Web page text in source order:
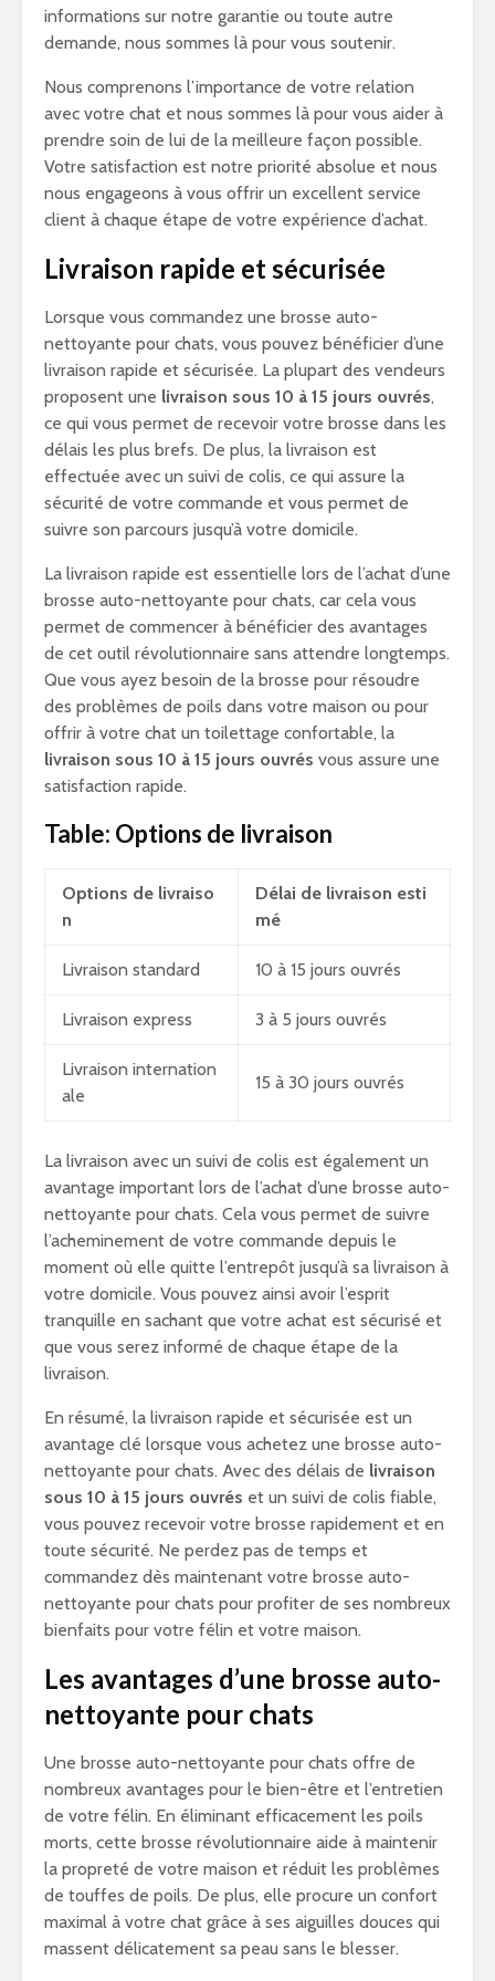
informations sur notre garantie ou toute autre
demande, nous sommes là pour vous soutenir.
Nous comprenons l’importance de votre relation
avec votre chat et nous sommes là pour vous aider à
prendre soin de lui de la meilleure façon possible.
Votre satisfaction est notre priorité absolue et nous
nous engageons à vous offrir un excellent service
client à chaque étape de votre expérience d’achat.
Livraison rapide et sécurisée
Lorsque vous commandez une brosse auto-
nettoyante pour chats, vous pouvez bénéficier d’une
livraison rapide et sécurisée. La plupart des vendeurs
proposent une livraison sous 10 à 15 jours ouvrés,
ce qui vous permet de recevoir votre brosse dans les
délais les plus brefs. De plus, la livraison est
effectuée avec un suivi de colis, ce qui assure la
sécurité de votre commande et vous permet de
suivre son parcours jusqu’à votre domicile.
La livraison rapide est essentielle lors de l’achat d’une
brosse auto-nettoyante pour chats, car cela vous
permet de commencer à bénéficier des avantages
de cet outil révolutionnaire sans attendre longtemps.
Que vous ayez besoin de la brosse pour résoudre
des problèmes de poils dans votre maison ou pour
offrir à votre chat un toilettage confortable, la
livraison sous 10 à 15 jours ouvrés vous assure une
satisfaction rapide.
Table: Options de livraison
Options de livraiso
n
Délai de livraison esti
mé
Livraison standard 10 à 15 jours ouvrés
Livraison express 3 à 5 jours ouvrés
Livraison internation
ale
15 à 30 jours ouvrés
La livraison avec un suivi de colis est également un
avantage important lors de l’achat d’une brosse auto-
nettoyante pour chats. Cela vous permet de suivre
l’acheminement de votre commande depuis le
moment où elle quitte l’entrepôt jusqu’à sa livraison à
votre domicile. Vous pouvez ainsi avoir l’esprit
tranquille en sachant que votre achat est sécurisé et
que vous serez informé de chaque étape de la
livraison.
En résumé, la livraison rapide et sécurisée est un
avantage clé lorsque vous achetez une brosse auto-
nettoyante pour chats. Avec des délais de livraison
sous 10 à 15 jours ouvrés et un suivi de colis fiable,
vous pouvez recevoir votre brosse rapidement et en
toute sécurité. Ne perdez pas de temps et
commandez dès maintenant votre brosse auto-
nettoyante pour chats pour profiter de ses nombreux
bienfaits pour votre félin et votre maison.
Les avantages d’une brosse auto-
nettoyante pour chats
Une brosse auto-nettoyante pour chats offre de
nombreux avantages pour le bien-être et l’entretien
de votre félin. En éliminant efficacement les poils
morts, cette brosse révolutionnaire aide à maintenir
la propreté de votre maison et réduit les problèmes
de touffes de poils. De plus, elle procure un confort
maximal à votre chat grâce à ses aiguilles douces qui
massent délicatement sa peau sans le blesser.